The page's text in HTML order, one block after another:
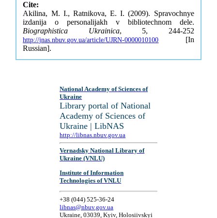
Cite:
Akilina, M. I., Ratnikova, E. I. (2009). Spravochnye
izdanija o personalijakh v bibliotechnom dele.
Biographistica Ukrainica, 5, 244-252
http://jnas.nbuv.gov.ua/article/UJRN-0000010100 [In
Russian].
National Academy of Sciences of
Ukraine
Library portal of National
Academy of Sciences of
Ukraine | LibNAS
http://libnas.nbuv.gov.ua
Vernadsky National Library of
Ukraine (VNLU)
Institute of Information
Technologies of VNLU
+38 (044) 525-36-24
libnas@nbuv.gov.ua
Ukraine, 03039, Kyiv, Holosiivskyi